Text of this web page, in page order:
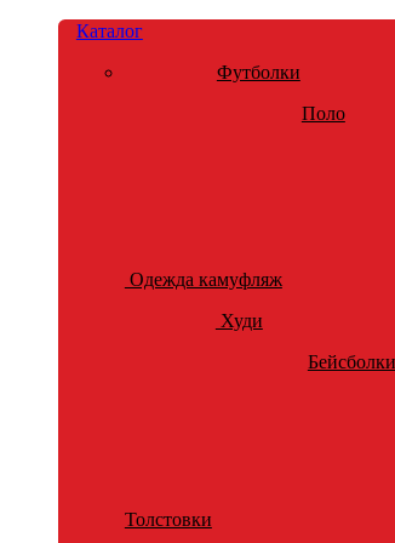
Каталог
Футболки
Поло
Одежда камуфляж
Худи
Бейсболки
Толстовки